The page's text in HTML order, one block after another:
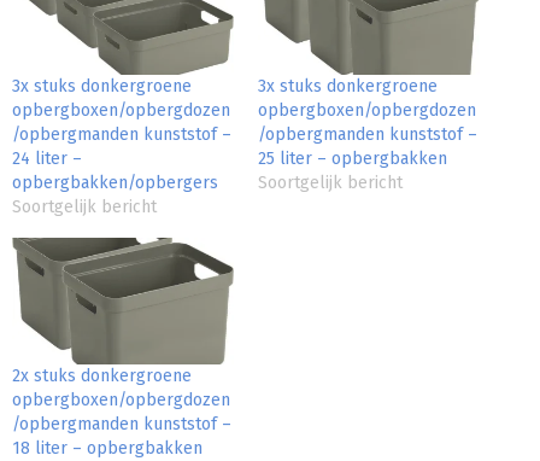
3x stuks donkergroene
opbergboxen/opbergdozen
/opbergmanden kunststof –
24 liter –
opbergbakken/opbergers
Soortgelijk bericht
3x stuks donkergroene
opbergboxen/opbergdozen
/opbergmanden kunststof –
25 liter – opbergbakken
Soortgelijk bericht
2x stuks donkergroene
opbergboxen/opbergdozen
/opbergmanden kunststof –
18 liter – opbergbakken